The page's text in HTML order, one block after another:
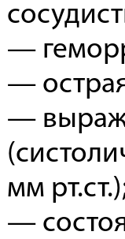
—
—
—
мм
—